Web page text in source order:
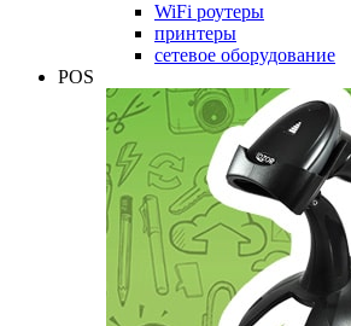
WiFi роутеры
принтеры
сетевое оборудование
POS